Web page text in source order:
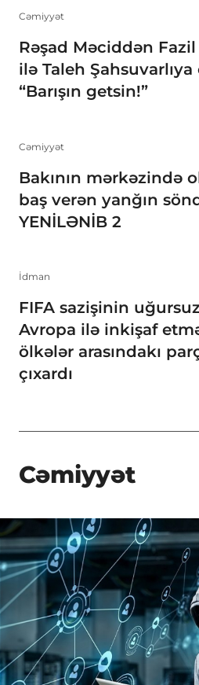
Cəmiyyət
Rəşad Məciddən
ilə Taleh Şahsuvarlıya
“Barışın getsin!”
Cəmiyyət
Bakının mərkəzində
baş verən yanğın
YENİLƏNİB 2
İdman
FIFA sazişinin
Avropa ilə inkişaf
ölkələr arasındakı
çıxardı
Cəmiyyət